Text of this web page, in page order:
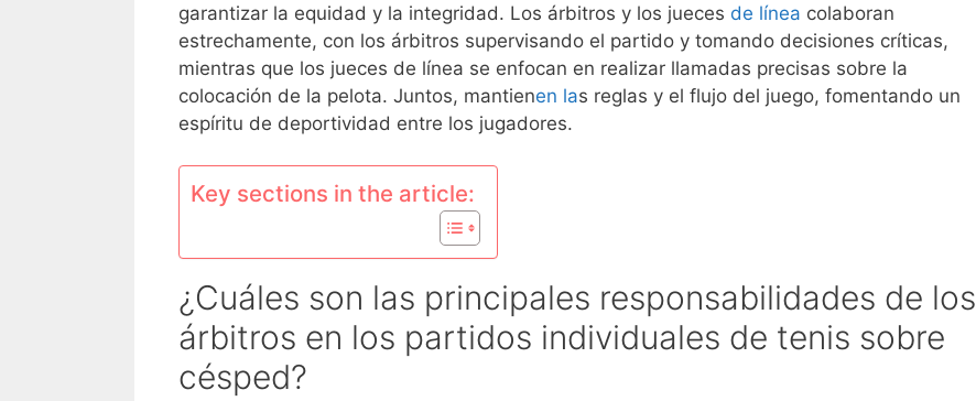
garantizar la equidad y la integridad. Los árbitros y los jueces de línea colaboran
estrechamente, con los árbitros supervisando el partido y tomando decisiones críticas,
mientras que los jueces de línea se enfocan en realizar llamadas precisas sobre la
colocación de la pelota. Juntos, mantienen las reglas y el flujo del juego, fomentando un
espíritu de deportividad entre los jugadores.
Key sections in the article:
¿Cuáles son las principales responsabilidades de los
árbitros en los partidos individuales de tenis sobre
césped?